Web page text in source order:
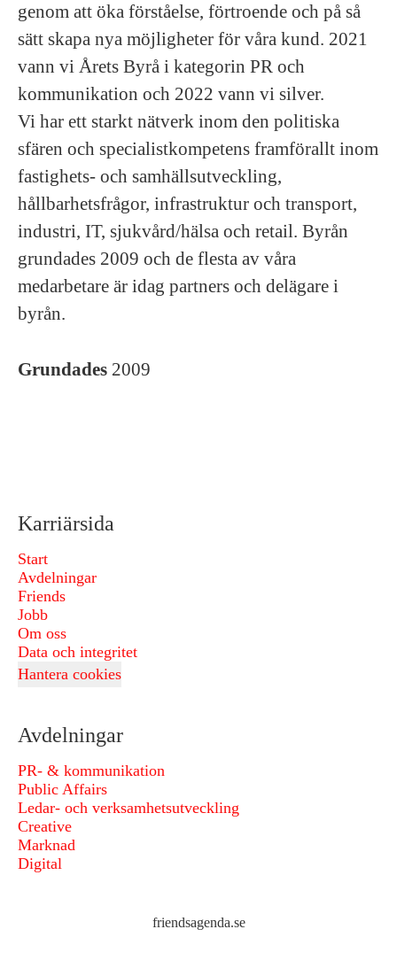
genom att öka förståelse, förtroende och på så
sätt skapa nya möjligheter för våra kund. 2021
vann vi Årets Byrå i kategorin PR och
kommunikation och 2022 vann vi silver.
Vi har ett starkt nätverk inom den politiska
sfären och specialistkompetens framförallt inom
fastighets- och samhällsutveckling,
hållbarhetsfrågor, infrastruktur och transport,
industri, IT, sjukvård/hälsa och retail. Byrån
grundades 2009 och de flesta av våra
medarbetare är idag partners och delägare i
byrån.
Grundades 2009
Karriärsida
Start
Avdelningar
Friends
Jobb
Om oss
Data och integritet
Hantera cookies
Avdelningar
PR- & kommunikation
Public Affairs
Ledar- och verksamhetsutveckling
Creative
Marknad
Digital
friendsagenda.se